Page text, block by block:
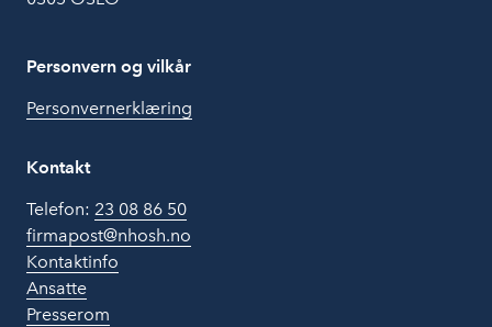
Personvern og vilkår
Personvernerklæring
Kontakt
Telefon: 23 08 86 50
firmapost@nhosh.no
Kontaktinfo
Ansatte
Presserom